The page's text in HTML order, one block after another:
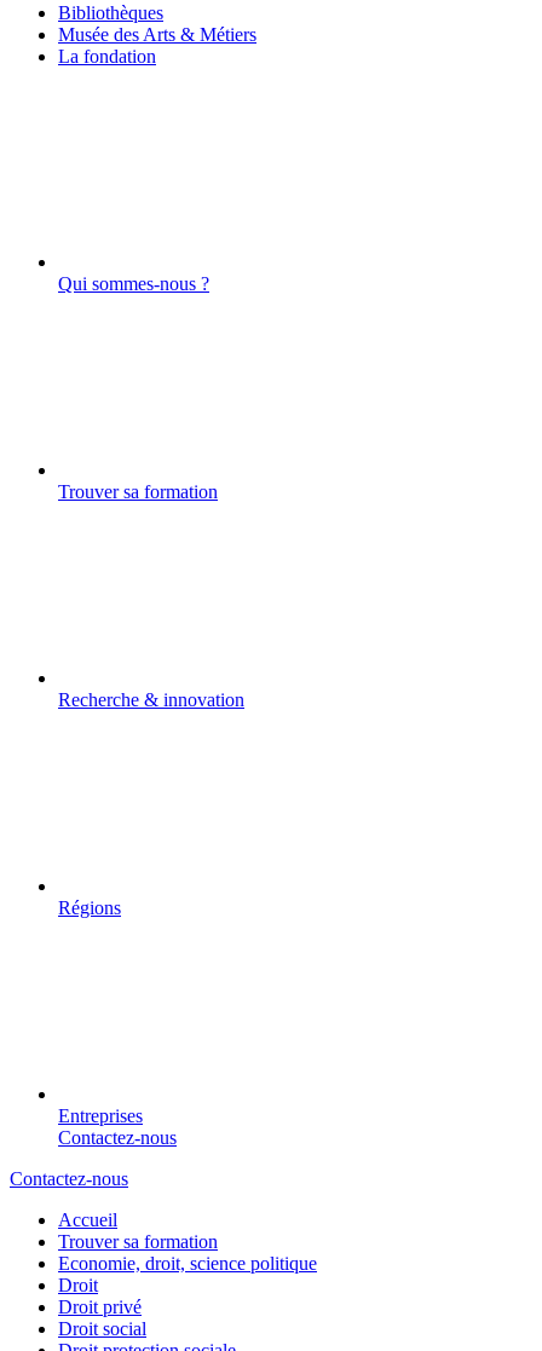
Bibliothèques
Musée des Arts & Métiers
La fondation
Qui sommes-nous ?
Trouver sa formation
Recherche & innovation
Régions
Entreprises
Contactez-nous
Contactez-nous
Accueil
Trouver sa formation
Economie, droit, science politique
Droit
Droit privé
Droit social